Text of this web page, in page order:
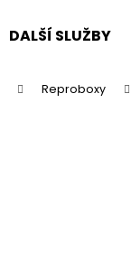
DALŠÍ SLUŽBY
Reproboxy